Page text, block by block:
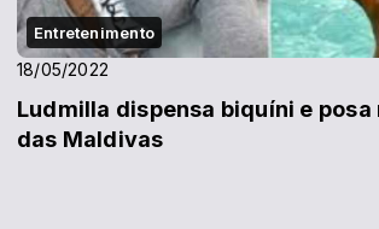
Entretenimento
18/05/2022
Ludmilla dispensa biquíni e posa
das Maldivas